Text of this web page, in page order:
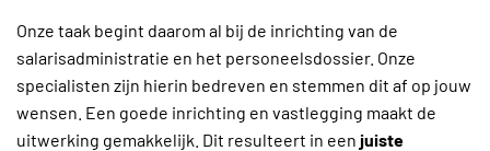
Onze taak begint daarom al bij de inrichting van de
salarisadministratie en het personeelsdossier. Onze
specialisten zijn hierin bedreven en stemmen dit af op jouw
wensen. Een goede inrichting en vastlegging maakt de
uitwerking gemakkelijk. Dit resulteert in een juiste